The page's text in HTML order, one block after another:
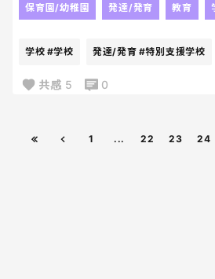
な状況で、私たち家族も戸惑う
特に、学校とのコミュニケーシ
り、不安が募る日々...💔
同じようなことで悩む親御さん
しいです🙏
保育園/幼稚園 発達/発育 教育
学校 #学校 発達/発育 #特別支援学校
共感 5 0
1 ... 22 23 24